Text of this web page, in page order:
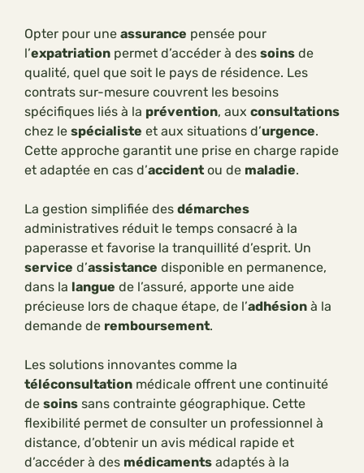
Opter pour une assurance pensée pour
l’expatriation permet d’accéder à des soins de
qualité, quel que soit le pays de résidence. Les
contrats sur-mesure couvrent les besoins
spécifiques liés à la prévention, aux consultations
chez le spécialiste et aux situations d’urgence.
Cette approche garantit une prise en charge rapide
et adaptée en cas d’accident ou de maladie.
La gestion simplifiée des démarches
administratives réduit le temps consacré à la
paperasse et favorise la tranquillité d’esprit. Un
service d’assistance disponible en permanence,
dans la langue de l’assuré, apporte une aide
précieuse lors de chaque étape, de l’adhésion à la
demande de remboursement.
Les solutions innovantes comme la
téléconsultation médicale offrent une continuité
de soins sans contrainte géographique. Cette
flexibilité permet de consulter un professionnel à
distance, d’obtenir un avis médical rapide et
d’accéder à des médicaments adaptés à la